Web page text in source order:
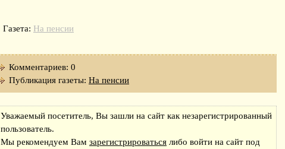
Газета: На пенсии
Комментариев: 0
Публикация газеты: На пенсии
Уважаемый посетитель, Вы зашли на сайт как незарегистрированный
пользователь.
Мы рекомендуем Вам зарегистрироваться либо войти на сайт под